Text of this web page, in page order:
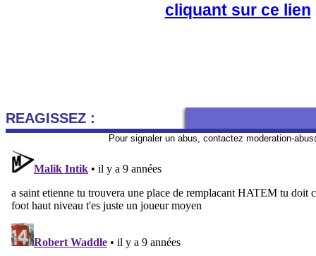
cliquant sur ce lien
REAGISSEZ :
Pour signaler un abus, contactez moderation-